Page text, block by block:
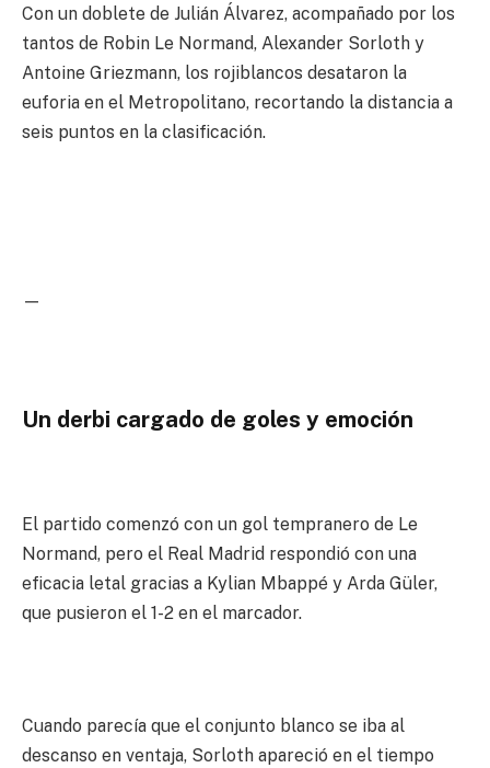
Con un doblete de Julián Álvarez, acompañado por los
tantos de Robin Le Normand, Alexander Sorloth y
Antoine Griezmann, los rojiblancos desataron la
euforia en el Metropolitano, recortando la distancia a
seis puntos en la clasificación.
—
Un derbi cargado de goles y emoción
El partido comenzó con un gol tempranero de Le
Normand, pero el Real Madrid respondió con una
eficacia letal gracias a Kylian Mbappé y Arda Güler,
que pusieron el 1-2 en el marcador.
Cuando parecía que el conjunto blanco se iba al
descanso en ventaja, Sorloth apareció en el tiempo